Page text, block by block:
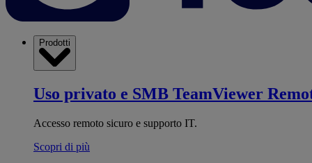
Prodotti
Uso privato e SMB TeamViewer
Accesso remoto sicuro e supporto IT.
Scopri di più